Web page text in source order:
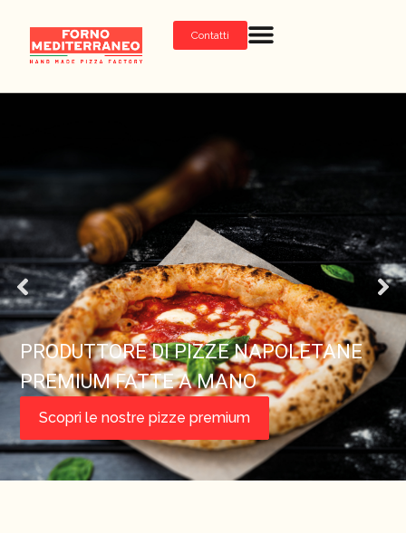
Contatti
PRODUTTORE DI PIZZE NAPOLETANE
PREMIUM FATTE A MANO
Scopri le nostre pizze premium